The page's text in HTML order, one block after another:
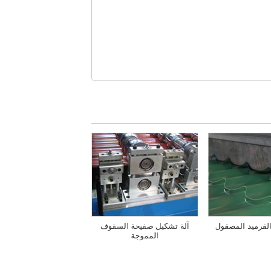
المصقول
آلة تشكيل صفيحة السقوف
المموجة